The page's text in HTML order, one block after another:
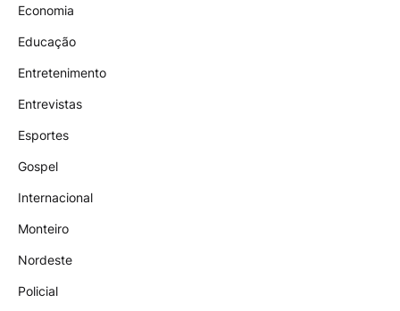
Economia
Educação
Entretenimento
Entrevistas
Esportes
Gospel
Internacional
Monteiro
Nordeste
Policial